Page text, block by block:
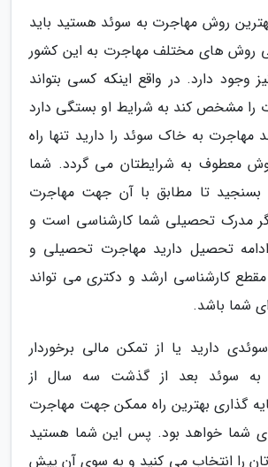
روش مهاجرت به سوئد هستید باید
روش های مختلف مهاجرت به این کشور
وجود دارد. در واقع اینکه کسی بتواند
را مشخص کند به شرایط او بستگی دارد
مهاجرت به خاک سوئد را دارید تنها راه
معطوف به شرایطتان می گردد. شما
بسنجید تا مطابق با آن جهت مهاجرت
اگر مدرک تحصیلی شما کارشناسی است و
تحصیل دارید مهاجرت تحصیلی و
کارشناسی ارشد و دکتری می تواند
شما باشد.
دارید یا از تمکن مالی برخوردار
به سوئد بعد از گذشت سه سال از
گذاری بهترین راه ممکن جهت مهاجرت
شما خواهد بود. پس این شما هستید
را انتخاب می کنید و به سوی آن پیش